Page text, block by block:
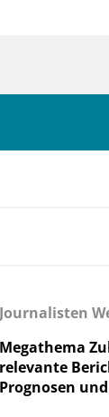
Journalisten
Megathema
relevante
Prognosen